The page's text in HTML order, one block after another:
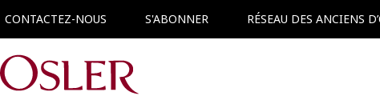
CONTACTEZ-NOUS S'ABONNER RÉSEAU DES ANCIENS
Main Navigation